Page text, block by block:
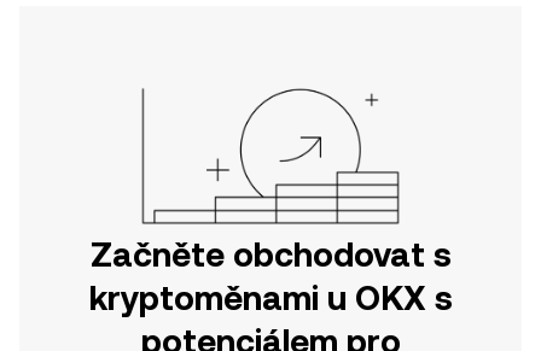
Začněte obchodovat s
kryptoměnami u OKX s
potenciálem pro